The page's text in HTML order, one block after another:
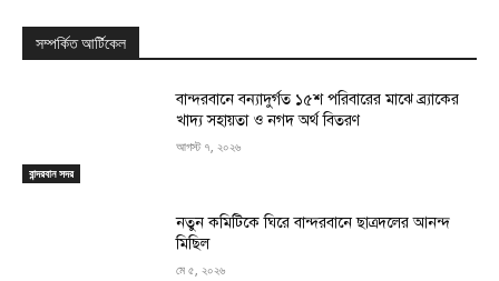
সম্পর্কিত আর্টিকেল
বান্দরবান সদর
বান্দরবানে বন্যাদুর্গত ১৫শ পরিবারের মাঝে ব্র্যাকের
খাদ্য সহায়তা ও নগদ অর্থ বিতরণ
আগস্ট ৭, ২০২৬
নতুন কমিটিকে ঘিরে বান্দরবানে ছাত্রদলের আনন্দ
মিছিল
মে ৫, ২০২৬